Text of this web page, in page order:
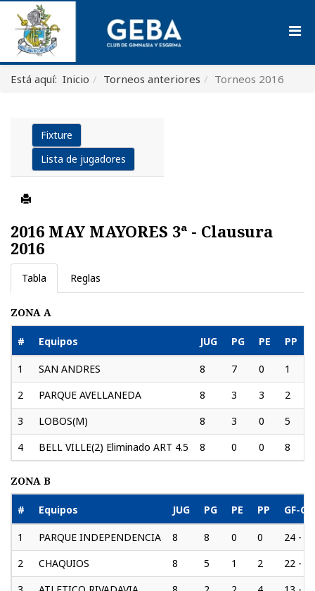
Está aquí: Inicio Torneos anteriores Torneos 2016
Fixture
Lista de jugadores
2016 MAY MAYORES 3ª - Clausura
2016
Tabla Reglas
ZONA A
# Equipos JUG PG PE PP
1 SAN ANDRES 8 7 0 1
2
PARQUE AVELLANEDA 8 3 3 2
3
LOBOS(M) 8 3 0 5
4
BELL VILLE(2) Eliminado ART 4.5 8 0 0 8
ZONA B
# Equipos JUG PG PE PP GF-
1 PARQUE INDEPENDENCIA 8 8 0 0
24 - 3
2
CHAQUIOS 8 5 1 2
22 - 12